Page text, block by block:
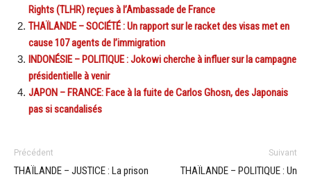
Rights (TLHR) reçues à l’Ambassade de France
THAÏLANDE – SOCIÉTÉ : Un rapport sur le racket des visas met en
cause 107 agents de l’immigration
INDONÉSIE – POLITIQUE : Jokowi cherche à influer sur la campagne
présidentielle à venir
JAPON – FRANCE: Face à la fuite de Carlos Ghosn, des Japonais
pas si scandalisés
Précédent
THAÏLANDE – JUSTICE : La prison
Suivant
THAÏLANDE – POLITIQUE : Un